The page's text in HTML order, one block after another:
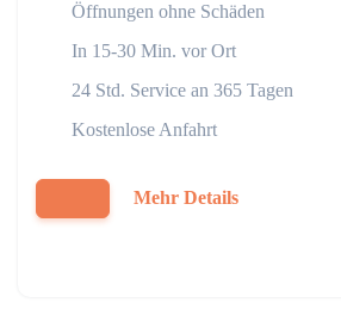
Öffnungen ohne Schäden
In 15-30 Min. vor Ort
24 Std. Service an 365 Tagen
Kostenlose Anfahrt
Mehr Details